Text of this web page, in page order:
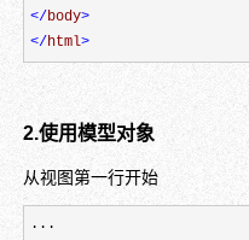
</body>
</html>
2.使用模型对象
从视图第一行开始
...